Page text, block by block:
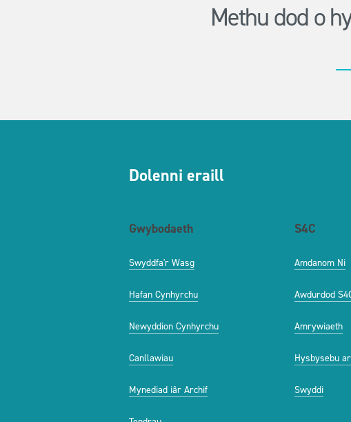
Methu dod o
Dolenni eraill
Gwybodaeth
Swyddfa'r Wasg
Hafan Cynhyrchu
Newyddion Cynhyrchu
Canllawiau
Mynediad iâr Archif
S4C
Amdanom Ni
Awdurdod
Amrywiaeth
Hysbysebu
Swyddi